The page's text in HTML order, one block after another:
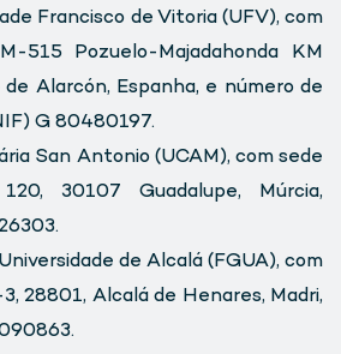
Francisco de Vitoria (UFV), com
515 Pozuelo-Majadahonda KM
Alarcón, Espanha, e número de
G 80480197.
San Antonio (UCAM), com sede
30107 Guadalupe, Múrcia,
de Alcalá (FGUA), com
28801, Alcalá de Henares, Madri,